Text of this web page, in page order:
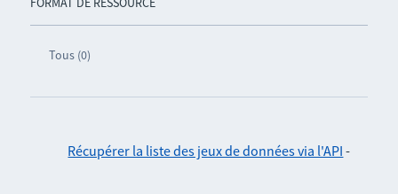
Tous (0)
Récupérer la liste des jeux de données via l'API -